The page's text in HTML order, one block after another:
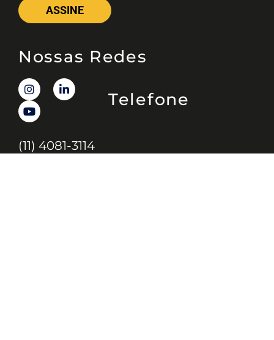
ASSINE
Nossas Redes
Telefone
(11) 4081-3114